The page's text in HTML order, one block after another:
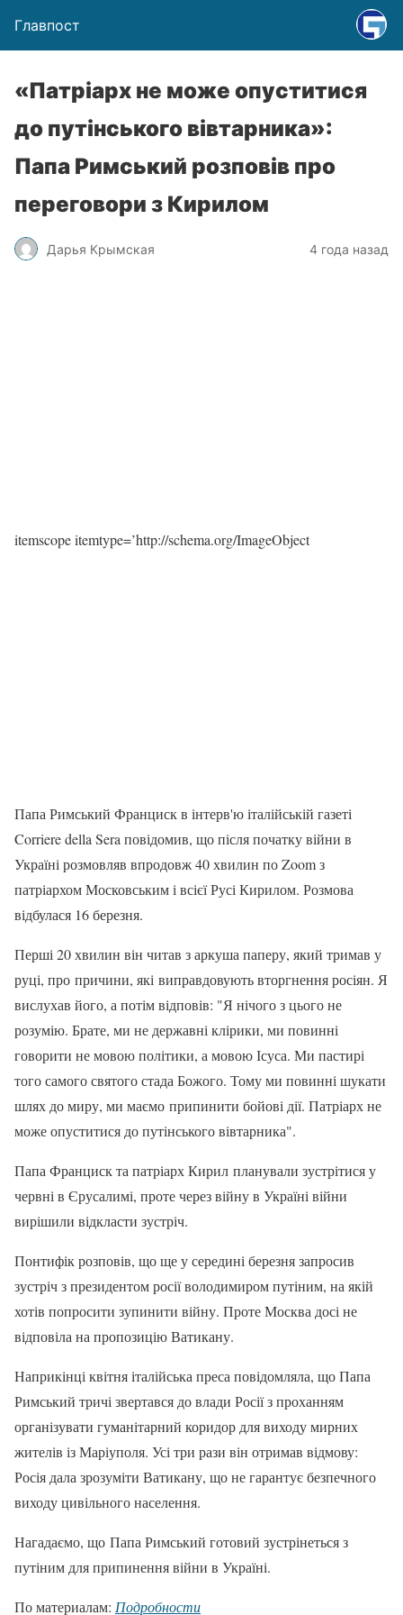
Главпост
«Патріарх не може опуститися
до путінського вівтарника»:
Папа Римський розповів про
переговори з Кирилом
Дарья Крымская 4 года назад
itemscope itemtype=’http://schema.org/ImageObject
Папа Римський Франциск в інтерв'ю італійській газеті
Corriere della Sera повідомив, що після початку війни в
Україні розмовляв впродовж 40 хвилин по Zoom з
патріархом Московським і всієї Русі Кирилом. Розмова
відбулася 16 березня.
Перші 20 хвилин він читав з аркуша паперу, який тримав у
руці, про причини, які виправдовують вторгнення росіян. Я
вислухав його, а потім відповів: "Я нічого з цього не
розумію. Брате, ми не державні клірики, ми повинні
говорити не мовою політики, а мовою Ісуса. Ми пастирі
того самого святого стада Божого. Тому ми повинні шукати
шлях до миру, ми маємо припинити бойові дії. Патріарх не
може опуститися до путінського вівтарника".
Папа Франциск та патріарх Кирил планували зустрітися у
червні в Єрусалимі, проте через війну в Україні війни
вирішили відкласти зустріч.
Понтифік розповів, що ще у середині березня запросив
зустріч з президентом росії володимиром путіним, на якій
хотів попросити зупинити війну. Проте Москва досі не
відповіла на пропозицію Ватикану.
Наприкінці квітня італійська преса повідомляла, що Папа
Римський тричі звертався до влади Росії з проханням
організувати гуманітарний коридор для виходу мирних
жителів із Маріуполя. Усі три рази він отримав відмову:
Росія дала зрозуміти Ватикану, що не гарантує безпечного
виходу цивільного населення.
Нагадаємо, що Папа Римський готовий зустрінеться з
путіним для припинення війни в Україні.
По материалам: Подробности